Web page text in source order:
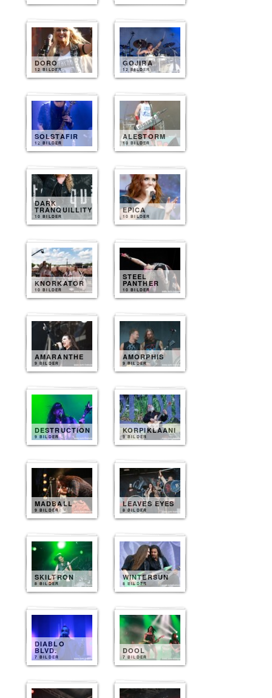
DORO
12 BILDER
GOJIRA
12 BILDER
SOLSTAFIR
12 BILDER
ALESTORM
10 BILDER
DARK
TRANQUILLITY
10 BILDER
EPICA
10 BILDER
KNORKATOR
10 BILDER
STEEL
PANTHER
10 BILDER
AMARANTHE
9 BILDER
AMORPHIS
9 BILDER
DESTRUCTION
9 BILDER
KORPIKLAANI
9 BILDER
MADBALL
9 BILDER
LEAVES EYES
8 BILDER
SKILTRON
8 BILDER
WINTERSUN
8 BILDER
DIABLO
BLVD.
7 BILDER
DOOL
7 BILDER